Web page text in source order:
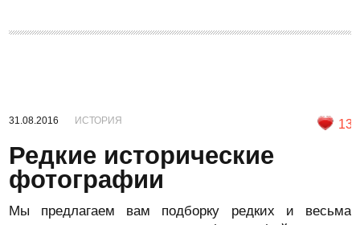
31.08.2016 ИСТОРИЯ 13
Редкие исторические
фотографии
Мы предлагаем вам подборку редких и весьма